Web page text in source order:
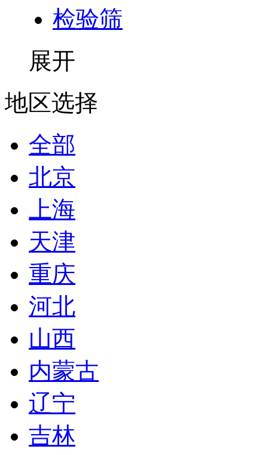
检验筛
展开
地区选择
全部
北京
上海
天津
重庆
河北
山西
内蒙古
辽宁
吉林